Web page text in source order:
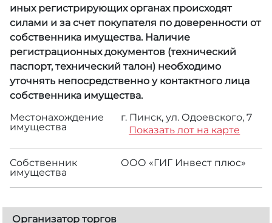
иных регистрирующих органах происходят
силами и за счет покупателя по доверенности от
собственника имущества. Наличие
регистрационных документов (технический
паспорт, технический талон) необходимо
уточнять непосредственно у контактного лица
собственника имущества.
Местонахождение
имущества
г. Пинск, ул. Одоевского, 7
Показать лот на карте
Собственник
имущества
ООО «ГИГ Инвест плюс»
Организатор торгов